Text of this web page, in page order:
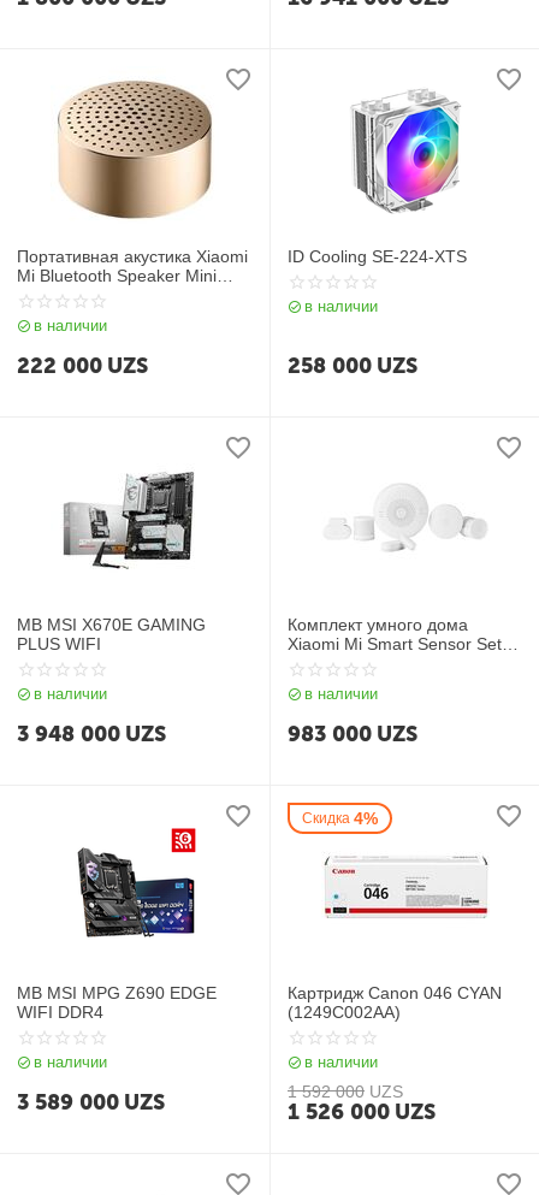
Портативная акустика Xiaomi
Mi Bluetooth Speaker Mini
Gold
(SKU:FXR4039CN)XMYX02Y
M в наличии
222 000 UZS
ID Cooling SE-224-XTS
в наличии
258 000 UZS
MB MSI X670E GAMING
PLUS WIFI
в наличии
3 948 000 UZS
Комплект умного дома
Xiaomi Mi Smart Sensor Set
(SKU:YTC4035GL)ZHTZ05LM
в наличии
983 000 UZS
MB MSI MPG Z690 EDGE
WIFI DDR4
в наличии
3 589 000 UZS
Скидка 4%
Картридж Canon 046 CYAN
(1249C002AA)
в наличии
1 592 000 UZS
1 526 000 UZS